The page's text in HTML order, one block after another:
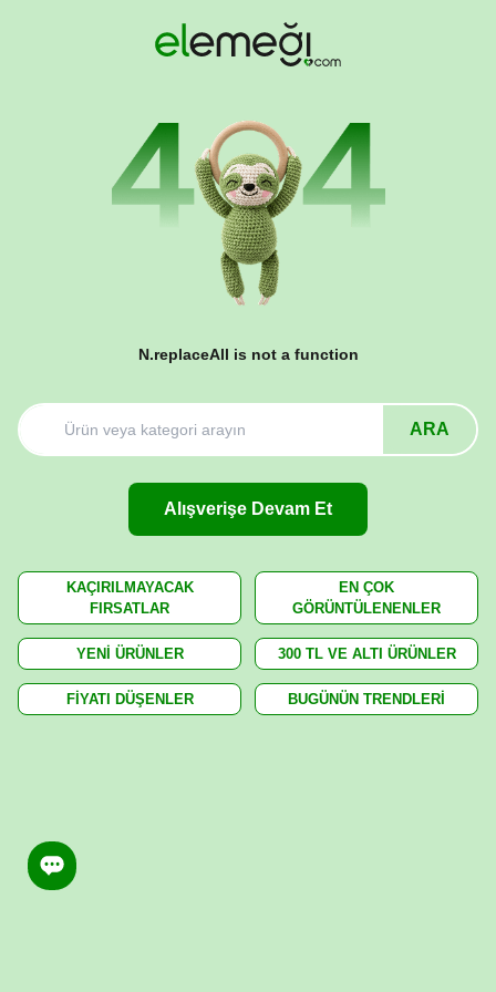
N.replaceAll is not a function
ARA
Alışverişe Devam Et
KAÇIRILMAYACAK
FIRSATLAR
EN ÇOK
GÖRÜNTÜLENENLER
YENİ ÜRÜNLER 300 TL VE ALTI ÜRÜNLER
FİYATI DÜŞENLER BUGÜNÜN TRENDLERİ